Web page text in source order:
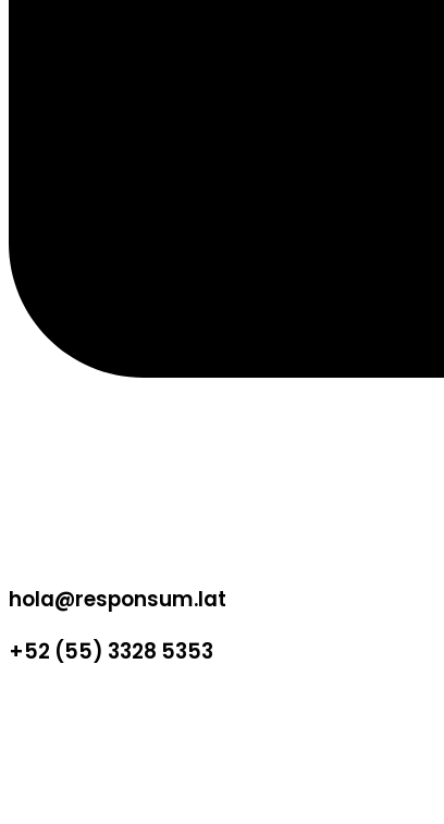
hola@responsum.lat
+52 (55) 3328 5353